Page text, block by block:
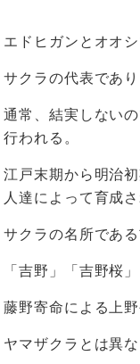
エドヒガンとオオ
サクラの代表であ
通常、結実しない
行われる。
江戸末期から明治
人達によって育成さ
サクラの名所であ
「吉野」「吉野桜
藤野寄命による上
ヤマザクラとは異